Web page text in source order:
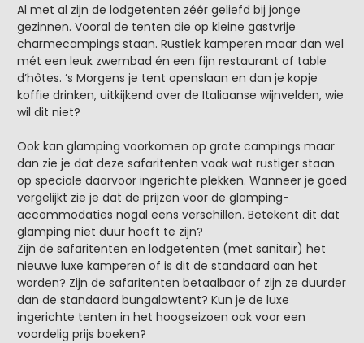
Al met al zijn de lodgetenten zéér geliefd bij jonge
gezinnen. Vooral de tenten die op kleine gastvrije
charmecampings staan. Rustiek kamperen maar dan wel
mét een leuk zwembad én een fijn restaurant of table
d’hôtes. ’s Morgens je tent openslaan en dan je kopje
koffie drinken, uitkijkend over de Italiaanse wijnvelden, wie
wil dit niet?
Ook kan glamping voorkomen op grote campings maar
dan zie je dat deze safaritenten vaak wat rustiger staan
op speciale daarvoor ingerichte plekken. Wanneer je goed
vergelijkt zie je dat de prijzen voor de glamping-
accommodaties nogal eens verschillen. Betekent dit dat
glamping niet duur hoeft te zijn?
Zijn de safaritenten en lodgetenten (met sanitair) het
nieuwe luxe kamperen of is dit de standaard aan het
worden? Zijn de safaritenten betaalbaar of zijn ze duurder
dan de standaard bungalowtent? Kun je de luxe
ingerichte tenten in het hoogseizoen ook voor een
voordelig prijs boeken?